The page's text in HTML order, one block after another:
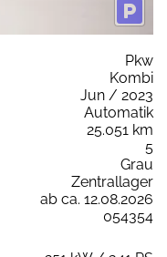
Pkw
Kombi
Jun / 2023
Automatik
25.051 km
5
Grau
Zentrallager
ab ca. 12.08.2026
054354